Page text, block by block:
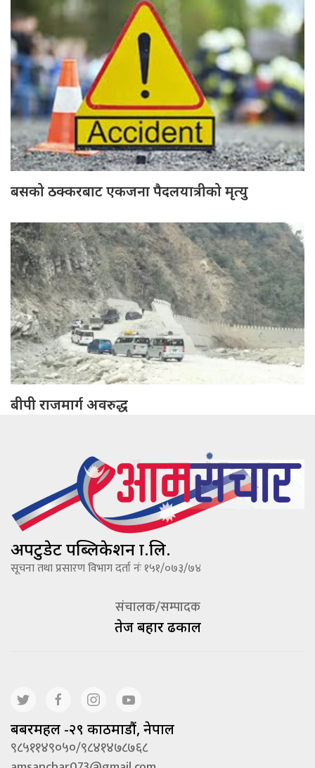
बसको ठक्करबाट एकजना पैदलयात्रीको मृत्यु
बीपी राजमार्ग अवरुद्ध
अपटुडेट पब्लिकेशन प्रा.लि.
सूचना तथा प्रसारण विभाग दर्ता नंः १५१/०७३/७४
संचालक/सम्पादक
तेज बहादूर ढकाल
बबरमहल -२९ काठमाडौं, नेपाल
९८५११४९०५०/९८४१४७८७६८